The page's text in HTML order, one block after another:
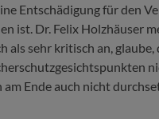
Entschädigung für den
ist. Dr. Felix Holzhäuser
als sehr kritisch an, glaube,
am Ende auch nicht